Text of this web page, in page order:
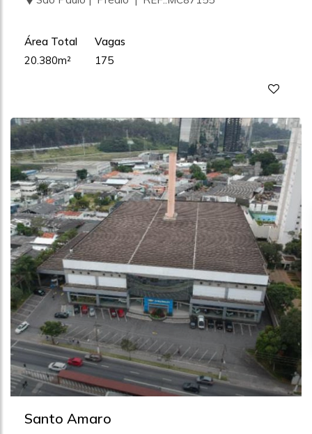
Área Total
20.380m²
Vagas
175
Santo Amaro